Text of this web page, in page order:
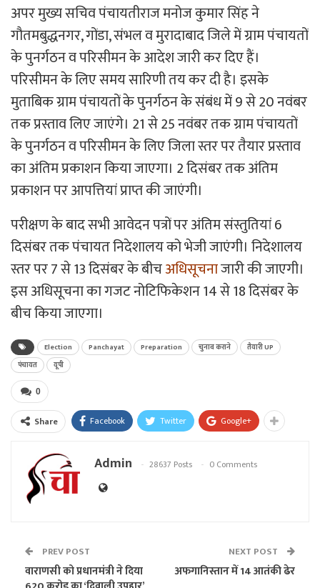
अपर मुख्य सचिव पंचायतीराज मनोज कुमार सिंह ने
गौतमबुद्धनगर, गोंडा, संभल व मुरादाबाद जिले में ग्राम पंचायतों
के पुनर्गठन व परिसीमन के आदेश जारी कर दिए हैं।
परिसीमन के लिए समय सारिणी तय कर दी है। इसके
मुताबिक ग्राम पंचायतों के पुनर्गठन के संबंध में 9 से 20 नवंबर
तक प्रस्ताव लिए जाएंगे। 21 से 25 नवंबर तक ग्राम पंचायतों
के पुनर्गठन व परिसीमन के लिए जिला स्तर पर तैयार प्रस्ताव
का अंतिम प्रकाशन किया जाएगा। 2 दिसंबर तक अंतिम
प्रकाशन पर आपत्तियां प्राप्त की जाएंगी।
परीक्षण के बाद सभी आवेदन पत्रों पर अंतिम संस्तुतियां 6
दिसंबर तक पंचायत निदेशालय को भेजी जाएंगी। निदेशालय
स्तर पर 7 से 13 दिसंबर के बीचअधिसूचनाजारी की जाएगी।
इस अधिसूचना का गजट नोटिफिकेशन 14 से 18 दिसंबर के
बीच किया जाएगा।
Election Panchayat Preparation चुनाव कराने
तैयारी UP
पंचायत
यूपी
0
Share Facebook Twitter Google+
Admin 28637 Posts 0 Comments
PREV POST
वाराणसी को प्रधानमंत्री ने दिया
NEXT POST
अफगानिस्तान में 14 आतंकी ढेर